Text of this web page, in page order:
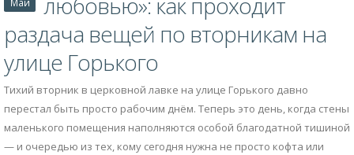
Май
раздача вещей по вторникам на
улице Горького
Тихий вторник в церковной лавке на улице Горького давно
перестал быть просто рабочим днём. Теперь это день, когда стены
маленького помещения наполняются особой благодатной тишиной
— и очередью из тех, кому сегодня нужна не просто кофта или